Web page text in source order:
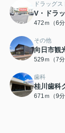
ドラッグス
V・ドラ
472ｍ（6分
その他
向日市観
529ｍ（7分
歯科
桂川歯科
671ｍ（9分